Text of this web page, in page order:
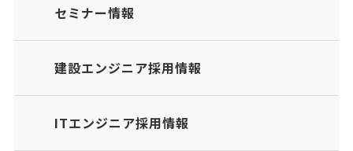
セミナー情報
建設エンジニア採用情報
ITエンジニア採用情報